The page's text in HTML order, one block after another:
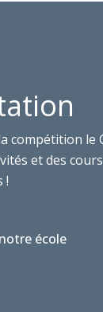
compétition le
et des
!
école